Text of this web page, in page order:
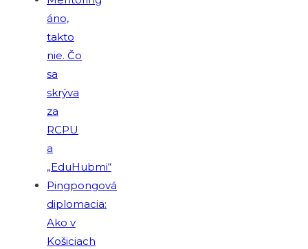
áno,
takto
nie. Čo
sa
skrýva
za
RCPU
a
„EduHubmi“
Pingpongová
diplomacia:
Ako v
Košiciach